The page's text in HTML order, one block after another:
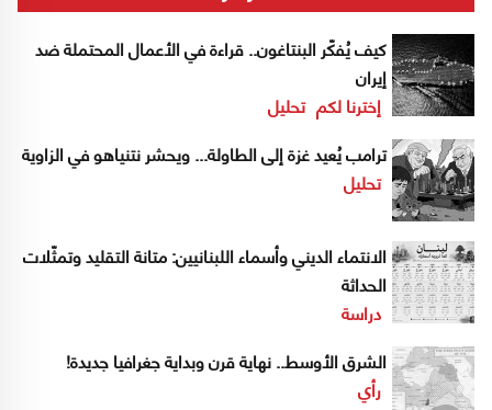
كيف يُفكّر البنتاغون.. قراءة في الأعمال المحتملة ضد
إيران
إخترنا لكم تحليل
ترامب يُعيد غزة إلى الطاولة... ويحشر نتنياهو في الزاوية
تحليل
الانتماء الديني وأسماء اللبنانيين: متانة التقليد وتمثّلات
الحداثة
دراسة
الشرق الأوسط.. نهاية قرن وبداية جغرافيا جديدة!
رأي